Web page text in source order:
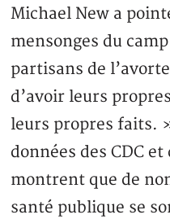
Michael New a
mensonges du
partisans de
d’avoir leurs
leurs propres faits.
données des CDC
montrent que de
santé publique se